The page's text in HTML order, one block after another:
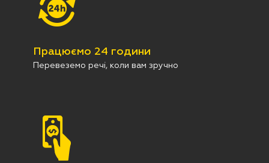
Працюємо 24 години
Перевеземо речі, коли вам зручно